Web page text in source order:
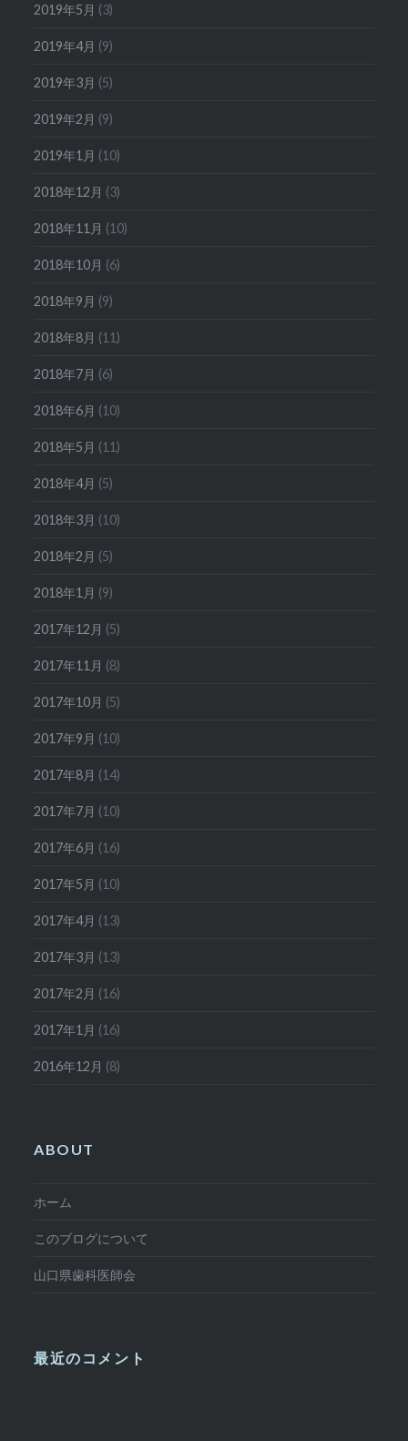
2019年5月 (3)
2019年4月 (9)
2019年3月 (5)
2019年2月 (9)
2019年1月 (10)
2018年12月 (3)
2018年11月 (10)
2018年10月 (6)
2018年9月 (9)
2018年8月 (11)
2018年7月 (6)
2018年6月 (10)
2018年5月 (11)
2018年4月 (5)
2018年3月 (10)
2018年2月 (5)
2018年1月 (9)
2017年12月 (5)
2017年11月 (8)
2017年10月 (5)
2017年9月 (10)
2017年8月 (14)
2017年7月 (10)
2017年6月 (16)
2017年5月 (10)
2017年4月 (13)
2017年3月 (13)
2017年2月 (16)
2017年1月 (16)
2016年12月 (8)
ABOUT
ホーム
このブログについて
山口県歯科医師会
最近のコメント